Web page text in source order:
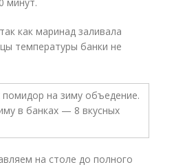
как маринад заливала
температуры банки не
на столе до полного